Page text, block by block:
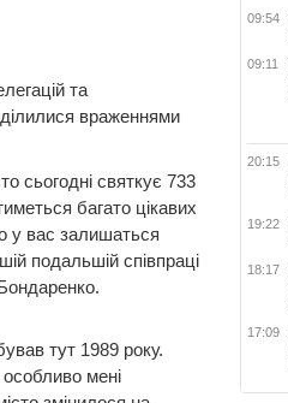
та
враженнями
сьогодні святкує 733
багато цікавих
у вас залишаться
подальшій співпраці
тут 1989 року.
мені
09:54
09:11
20:15
19:22
18:17
17:09